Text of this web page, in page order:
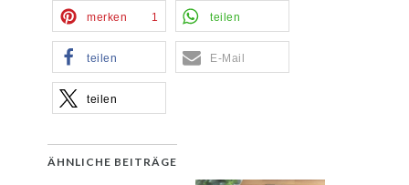
merken 1 teilen
teilen E-Mail
teilen
ÄHNLICHE BEITRÄGE